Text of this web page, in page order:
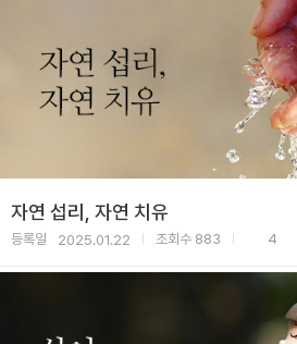
자연 섭리, 자연 치유
등록일 2025.01.22 조회수 883 4